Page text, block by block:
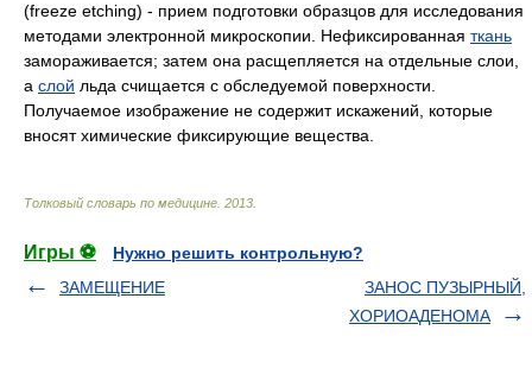
(freeze etching) - прием подготовки образцов для исследования
методами электронной микроскопии. Нефиксированная ткань
замораживается; затем она расщепляется на отдельные слои,
а слой льда счищается с обследуемой поверхности.
Получаемое изображение не содержит искажений, которые
вносят химические фиксирующие вещества.
Толковый словарь по медицине 2013
Игры ⚽
Нужно решить контрольную?
ЗАМЕЩЕНИЕ
ЗАНОС ПУЗЫРНЫЙ,
ХОРИОАДЕНОМА